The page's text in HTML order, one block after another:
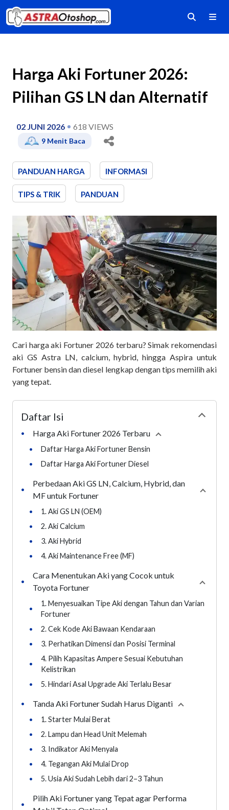
Harga Aki Fortuner 2026:
Pilihan GS LN dan Alternatif
02 JUNI 2026 618 VIEWS
9 Menit Baca
PANDUAN HARGA INFORMASI
TIPS & TRIK PANDUAN
Cari harga aki Fortuner 2026 terbaru? Simak rekomendasi
aki GS Astra LN, calcium, hybrid, hingga Aspira untuk
Fortuner bensin dan diesel lengkap dengan tips memilih aki
yang tepat.
Daftar Isi
•
Harga Aki Fortuner 2026 Terbaru Collapse
•
Daftar Harga Aki Fortuner Bensin
•
Daftar Harga Aki Fortuner Diesel
•
Perbedaan Aki GS LN, Calcium, Hybrid, dan
MF untuk Fortuner
•
1. Aki GS LN (OEM)
•
2. Aki Calcium
•
3. Aki Hybrid
•
4. Aki Maintenance Free (MF)
•
Cara Menentukan Aki yang Cocok untuk
Toyota Fortuner
•
1. Menyesuaikan Tipe Aki dengan Tahun dan Varian
Fortuner
•
2. Cek Kode Aki Bawaan Kendaraan
•
3. Perhatikan Dimensi dan Posisi Terminal
•
4. Pilih Kapasitas Ampere Sesuai Kebutuhan
Kelistrikan
•
5. Hindari Asal Upgrade Aki Terlalu Besar
• Tanda Aki Fortuner Sudah Harus Diganti Collapse
•
1. Starter Mulai Berat
•
2. Lampu dan Head Unit Melemah
•
3. Indikator Aki Menyala
•
4. Tegangan Aki Mulai Drop
•
5. Usia Aki Sudah Lebih dari 2–3 Tahun
•
Pilih Aki Fortuner yang Tepat agar Performa